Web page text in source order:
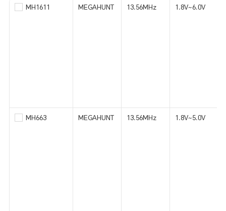
MH1611 MEGAHUNT 13.56MHz 1.8V~6.0V
MH663 MEGAHUNT 13.56MHz 1.8V~5.0V